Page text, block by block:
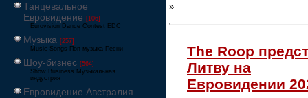
Танцевальное
Евровидение [106]
Eurovision Dance Contest EDC
Музыка [257]
Music Songs Поп-музыка Песни
Шоу-бизнес [564]
Show Business Музыкальная
индустрия
Евровидение Австралия
»
The Roop
Литву на
Евровидении